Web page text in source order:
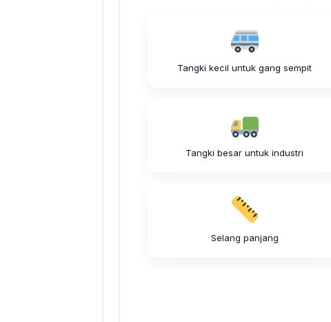
Tangki kecil untuk gang sempit
Tangki besar untuk industri
Selang panjang